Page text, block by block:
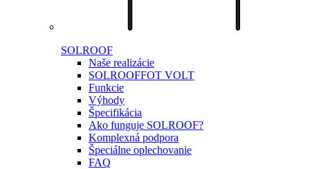
SOLROOF
Naše realizácie
SOLROOFFOT VOLT
Funkcie
Výhody
Špecifikácia
Ako funguje SOLROOF?
Komplexná podpora
Špeciálne oplechovanie
FAQ